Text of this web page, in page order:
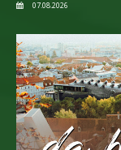
07.08.2026